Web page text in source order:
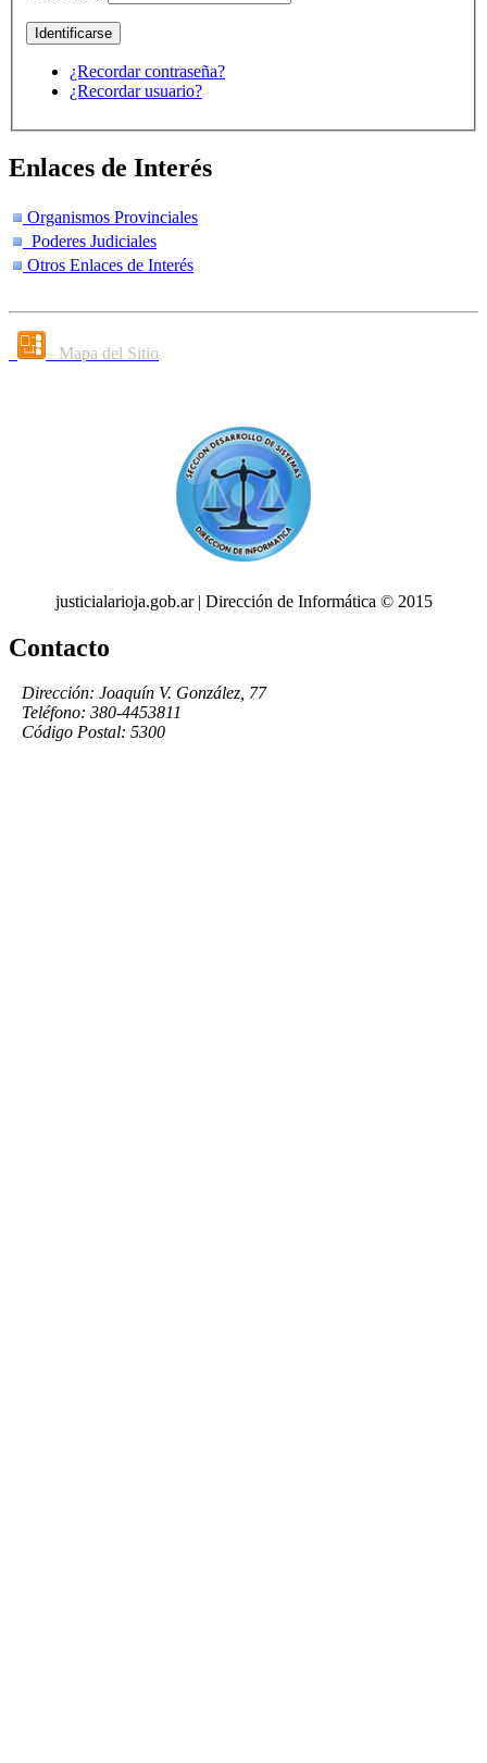
¿Recordar contraseña?
¿Recordar usuario?
Enlaces de Interés
Organismos Provinciales
Poderes Judiciales
Otros Enlaces de Interés
Mapa del Sitio
justicialarioja.gob.ar | Dirección de Informática © 2015
Contacto
Dirección: Joaquín V. González, 77
Teléfono: 380-4453811
Código Postal: 5300